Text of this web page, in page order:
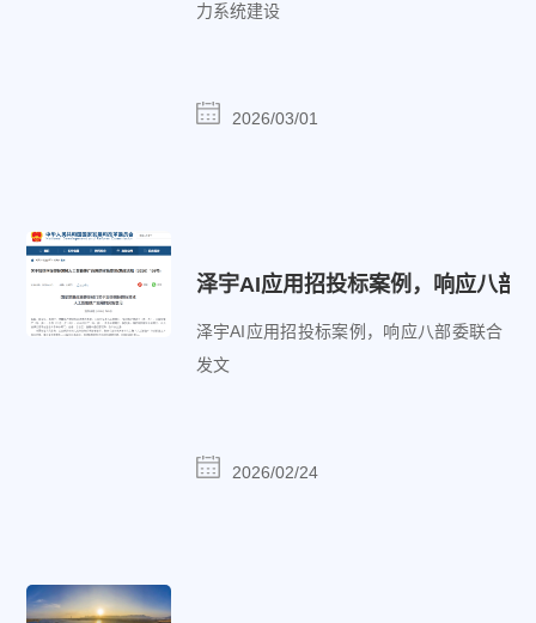
力系统建设
2026/03/01
泽宇AI应用招投标案例，响应八部
泽宇AI应用招投标案例，响应八部委联合
发文
2026/02/24